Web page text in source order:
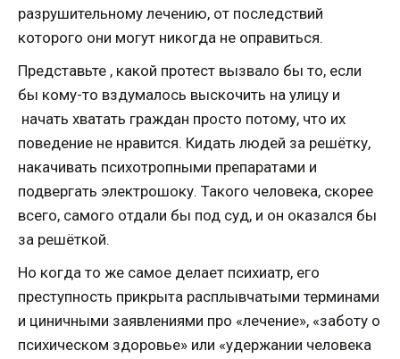
разрушительному лечению, от последствий
которого они могут никогда не оправиться.
Представьте , какой протест вызвало бы то, если
бы кому-то вздумалось выскочить на улицу и
начать хватать граждан просто потому, что их
поведение не нравится. Кидать людей за решётку,
накачивать психотропными препаратами и
подвергать электрошоку. Такого человека, скорее
всего, самого отдали бы под суд, и он оказался бы
за решёткой.
Но когда то же самое делает психиатр, его
преступность прикрыта расплывчатыми терминами
и циничными заявлениями про «лечение», «заботу о
психическом здоровье» или «удержании человека